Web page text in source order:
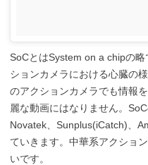
SoCとはSystem on a chipの
ションカメラにおける心臓の
のアクションカメラでも情報
麗な動画にはなりません。
Novatek、Sunplus(iCatch)、
ていきます。中華系アクショ
いです。